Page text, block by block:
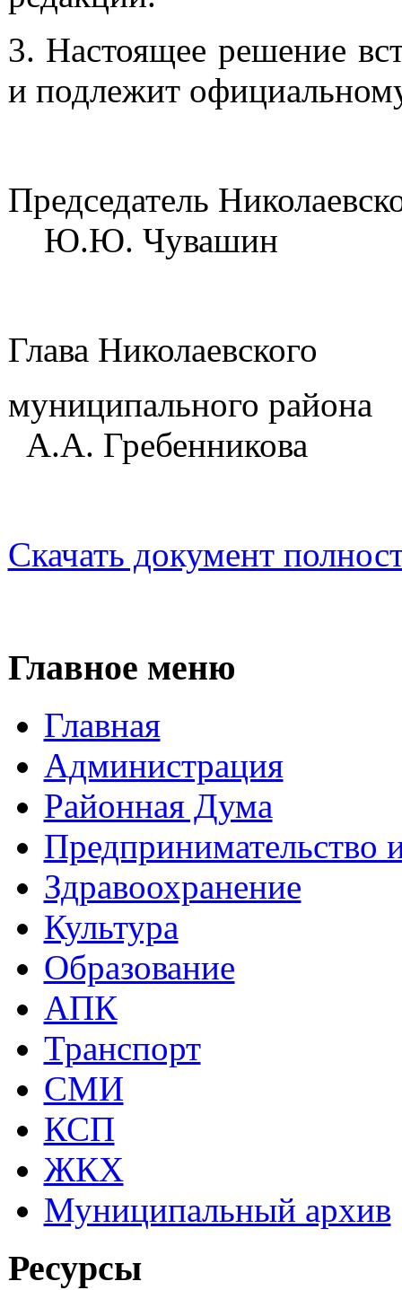
3. Настоящее решение
и подлежит
Председатель
Ю.Ю. Чувашин
Глава Николаевского
А.А. Гребенникова
Скачать документ
Главное меню
Главная
Администрация
Районная Дума
Предпринимательство
Здравоохранение
Культура
Образование
АПК
Транспорт
СМИ
КСП
ЖКХ
Муниципальный архив
Ресурсы